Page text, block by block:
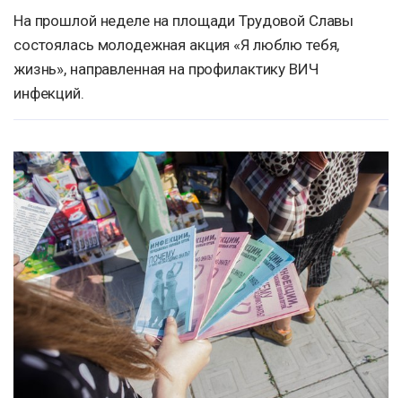
На прошлой неделе на площади Трудовой Славы
состоялась молодежная акция «Я люблю тебя,
жизнь», направленная на профилактику ВИЧ
инфекций.